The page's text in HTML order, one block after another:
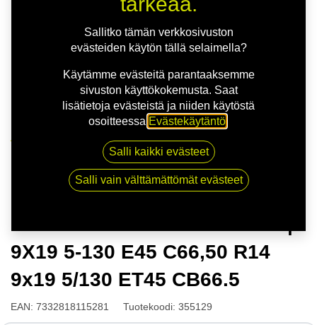
NITRO TURISMO FF G.GREY | 9X19 5-130 E45
C66,50 R14 9x19 5/130 ET45 CB66.5
9X19 5-130 E45 C66,50 R14
9x19 5/130 ET45 CB66.5
EAN: 7332818115281 Tuotekoodi: 355129
Sallitko tämän verkkosivuston
evästeiden käytön tällä selaimella?
Käytämme evästeitä parantaaksemme
sivuston käyttökokemusta. Saat
lisätietoja evästeistä ja niiden käytöstä
osoitteessa Evästekäytäntö
Salli kaikki evästeet
Salli vain välttämättömät evästeet